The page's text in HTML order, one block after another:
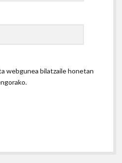
webgunea bilatzaile honetan